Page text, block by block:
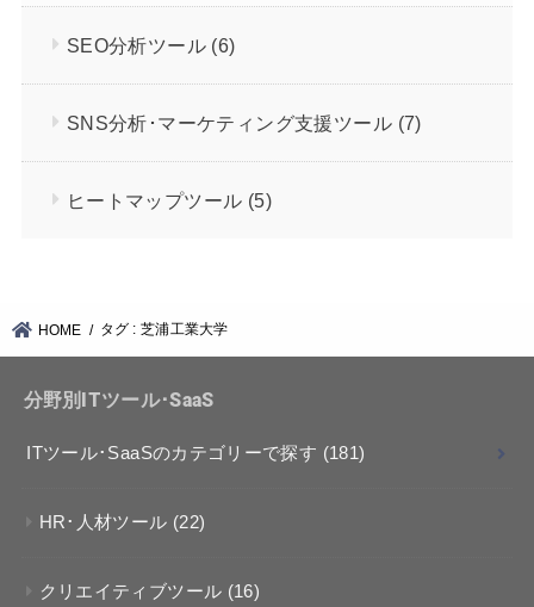
SEO分析ツール (6)
SNS分析･マーケティング支援ツール (7)
ヒートマップツール (5)
HOME タグ : 芝浦工業大学
分野別ITツール･SaaS
ITツール･SaaSのカテゴリーで探す (181)
HR･人材ツール (22)
クリエイティブツール (16)